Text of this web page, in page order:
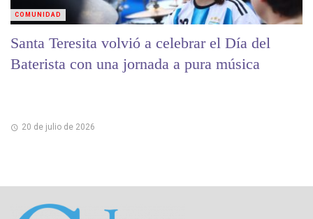
Santa Teresita volvió a celebrar el Día del
Baterista con una jornada a pura música
20 de julio de 2026
COMUNIDAD